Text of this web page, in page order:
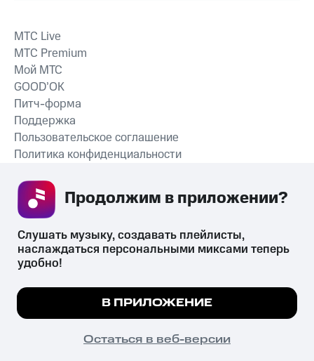
СКАЧАТЬ ПРИЛОЖЕНИЕ
MTС Live
MTС Premium
Мой МТС
GOOD’OK
Питч-форма
Поддержка
Пользовательское соглашение
Политика конфиденциальности
психотропных веществ, их аналогов причиняет вред здоровью,
их незаконный оборот запрещён и влечёт установленную
законодательством ответственность.
© 2026 ООО «КИОН».
Все права защищены
Мы используем куки, чтобы на сайте все
Подробнее
ПОНЯТНО
Слушать музыку, создавать плейлисты,
наслаждаться персональными миксами теперь
удобно!
В ПРИЛОЖЕНИЕ
Остаться в веб-версии